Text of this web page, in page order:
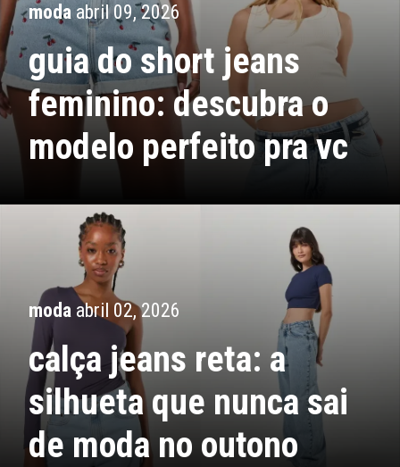
moda abril 09, 2026
guia do short jeans
feminino: descubra o
modelo perfeito pra vc
moda abril 02, 2026
calça jeans reta: a
silhueta que nunca sai
de moda no outono